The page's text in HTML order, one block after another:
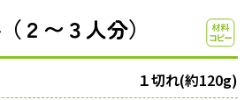
２〜３人分）
１切れ(約120g)